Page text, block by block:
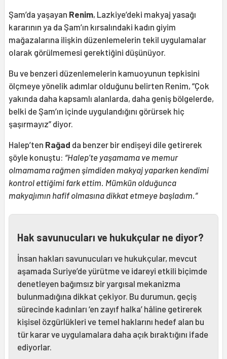
Şam’da yaşayan Renim, Lazkiye’deki makyaj yasağı
kararının ya da Şam’ın kırsalındaki kadın giyim
mağazalarına ilişkin düzenlemelerin tekil uygulamalar
olarak görülmemesi gerektiğini düşünüyor.
Bu ve benzeri düzenlemelerin kamuoyunun tepkisini
ölçmeye yönelik adımlar olduğunu belirten Renim, “Çok
yakında daha kapsamlı alanlarda, daha geniş bölgelerde,
belki de Şam’ın içinde uygulandığını görürsek hiç
şaşırmayız” diyor.
Halep’ten Rağad da benzer bir endişeyi dile getirerek
şöyle konuştu: “Halep’te yaşamama ve memur
olmamama rağmen şimdiden makyaj yaparken kendimi
kontrol ettiğimi fark ettim. Mümkün olduğunca
makyajımın hafif olmasına dikkat etmeye başladım.”
Hak savunucuları ve hukukçular ne diyor?
İnsan hakları savunucuları ve hukukçular, mevcut
aşamada Suriye’de yürütme ve idareyi etkili biçimde
denetleyen bağımsız bir yargısal mekanizma
bulunmadığına dikkat çekiyor. Bu durumun, geçiş
sürecinde kadınları ‘en zayıf halka’ hâline getirerek
kişisel özgürlükleri ve temel haklarını hedef alan bu
tür karar ve uygulamalara daha açık bıraktığını ifade
ediyorlar.